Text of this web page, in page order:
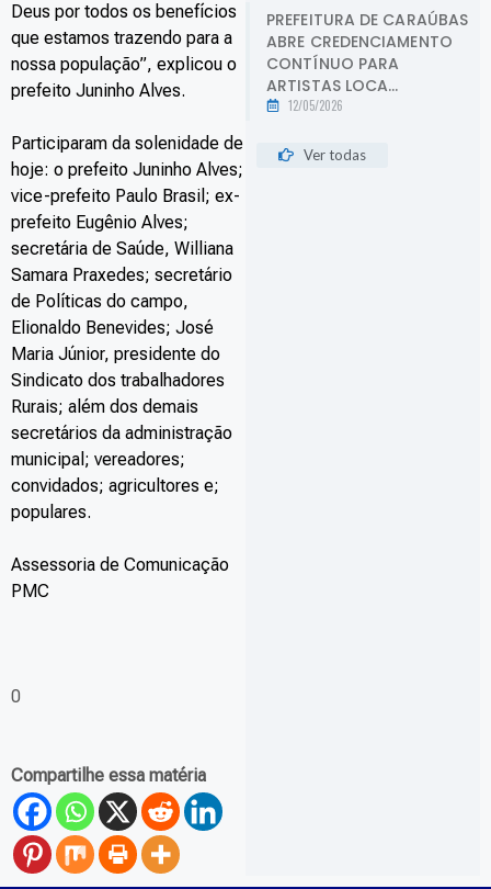
Deus por todos os benefícios
que estamos trazendo para a
nossa população”, explicou o
prefeito Juninho Alves.
Participaram da solenidade de
hoje: o prefeito Juninho Alves;
vice-prefeito Paulo Brasil; ex-
prefeito Eugênio Alves;
secretária de Saúde, Williana
Samara Praxedes; secretário
de Políticas do campo,
Elionaldo Benevides; José
Maria Júnior, presidente do
Sindicato dos trabalhadores
Rurais; além dos demais
secretários da administração
municipal; vereadores;
convidados; agricultores e;
populares.
Assessoria de Comunicação
PMC
0
Compartilhe essa matéria
PREFEITURA DE CARAÚBAS
ABRE CREDENCIAMENTO
CONTÍNUO PARA
ARTISTAS LOCA...
12/05/2026
Ver todas